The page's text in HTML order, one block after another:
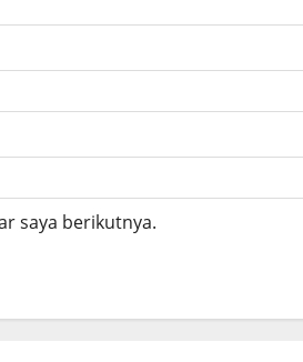
saya berikutnya.